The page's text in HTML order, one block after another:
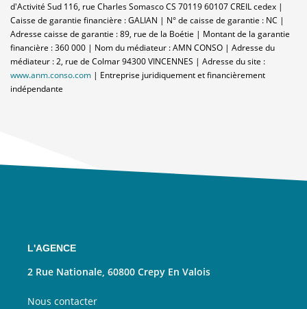
d'Activité Sud 116, rue Charles Somasco CS 70119 60107 CREIL cedex |
Caisse de garantie financière : GALIAN | N° de caisse de garantie : NC |
Adresse caisse de garantie : 89, rue de la Boétie | Montant de la garantie
financière : 360 000 | Nom du médiateur : AMN CONSO | Adresse du
médiateur : 2, rue de Colmar 94300 VINCENNES | Adresse du site :
www.anm.conso.com | Entreprise juridiquement et financièrement
indépendante
L'AGENCE
2 Rue Nationale, 60800 Crepy En Valois
Nous contacter